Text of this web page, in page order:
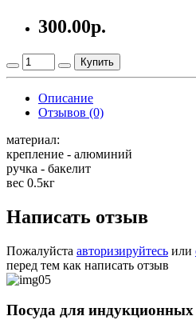
300.00р.
Купить
Описание
Отзывов (0)
материал:
крепление - алюминий
ручка - бакелит
вес 0.5кг
Написать отзыв
Пожалуйста авторизируйтесь или
перед тем как написать отзыв
Посуда для